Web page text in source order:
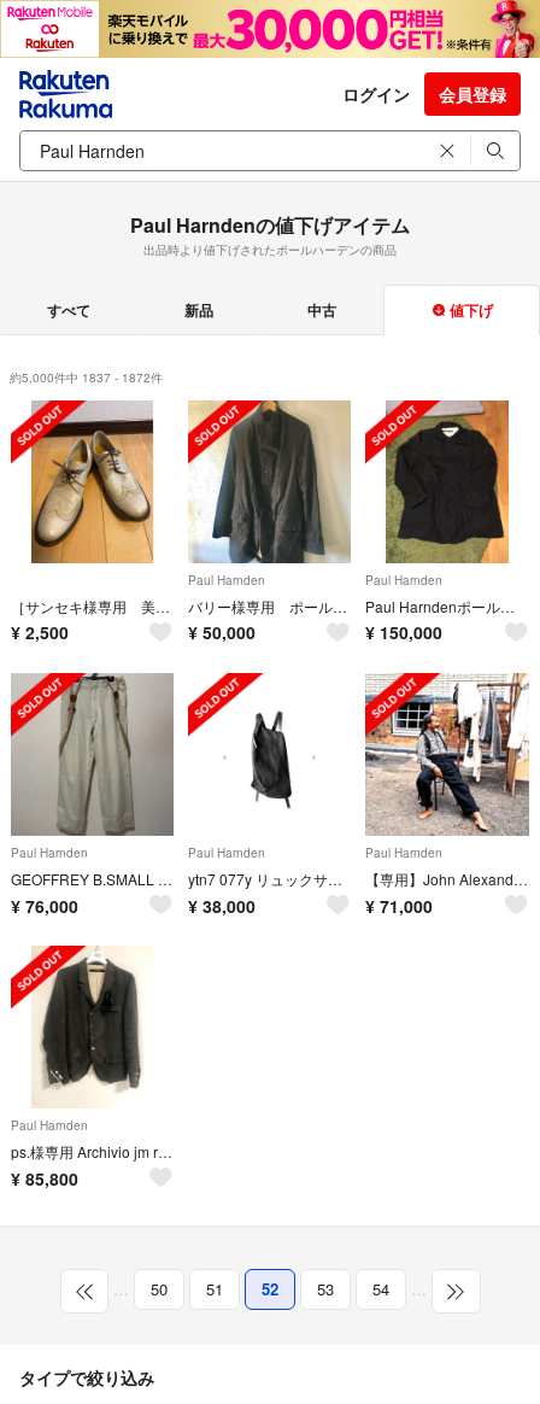
ログイン 会員登録
Paul Harndenの値下げアイテム
出品時より値下げされたポールハーデンの商品
すべて 新品 中古 値下げ
約5,000件中 1837 - 1872件
［サンセキ様専用 美品］Paulmay ウイングチップ ベージュ 26.5cm
¥ 2,500
Paul Harnden
バリー様専用 ポールハーデン ロングブレザー ウール コート ジャケット
¥ 50,000
Paul Harnden
Paul HarndenポールハーデンマックコートXL
¥ 150,000
Paul Harnden
GEOFFREY B.SMALL "SUSPENDER Pants" Beige
¥ 76,000
Paul Harnden
ytn7 077y リュックサック レザーバックパック
¥ 38,000
Paul Harnden
【専用】John Alexander Skelton 21ss 新品未使用
¥ 71,000
Paul Harnden
ps.様専用 Archivio jm ribot アルキビオ ジャケット
¥ 85,800
… 50 51 52 53 54 …
タイプで絞り込み